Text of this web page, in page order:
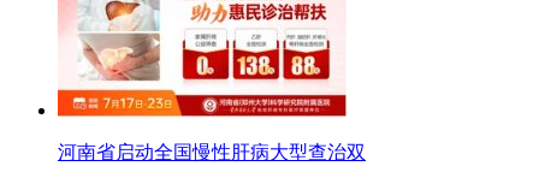
河南省启动全国慢性肝病大型查治双